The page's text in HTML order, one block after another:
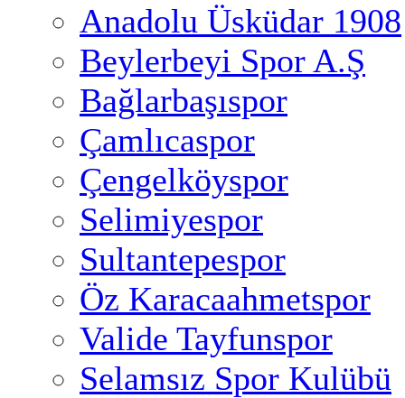
Anadolu Üsküdar 1908
Beylerbeyi Spor A.Ş
Bağlarbaşıspor
Çamlıcaspor
Çengelköyspor
Selimiyespor
Sultantepespor
Öz Karacaahmetspor
Valide Tayfunspor
Selamsız Spor Kulübü